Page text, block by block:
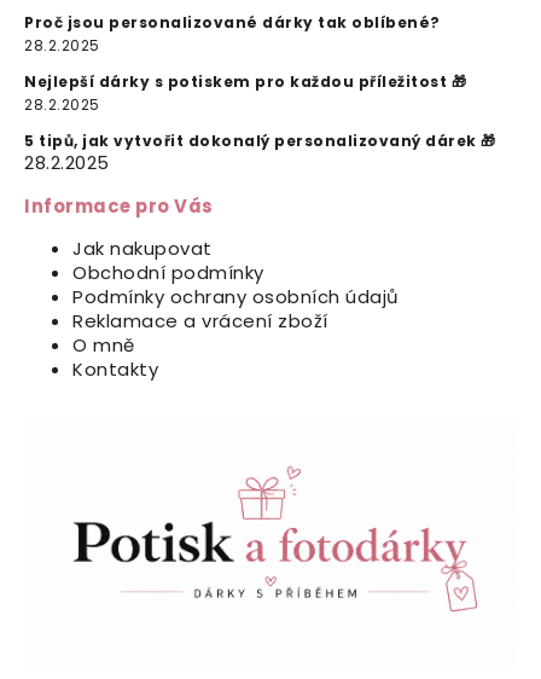
Proč jsou personalizované dárky tak oblíbené?
28.2.2025
Nejlepší dárky s potiskem pro každou příležitost 🎁
28.2.2025
5 tipů, jak vytvořit dokonalý personalizovaný dárek 🎁
28.2.2025
Informace pro Vás
Jak nakupovat
Obchodní podmínky
Podmínky ochrany osobních údajů
Reklamace a vrácení zboží
O mně
Kontakty